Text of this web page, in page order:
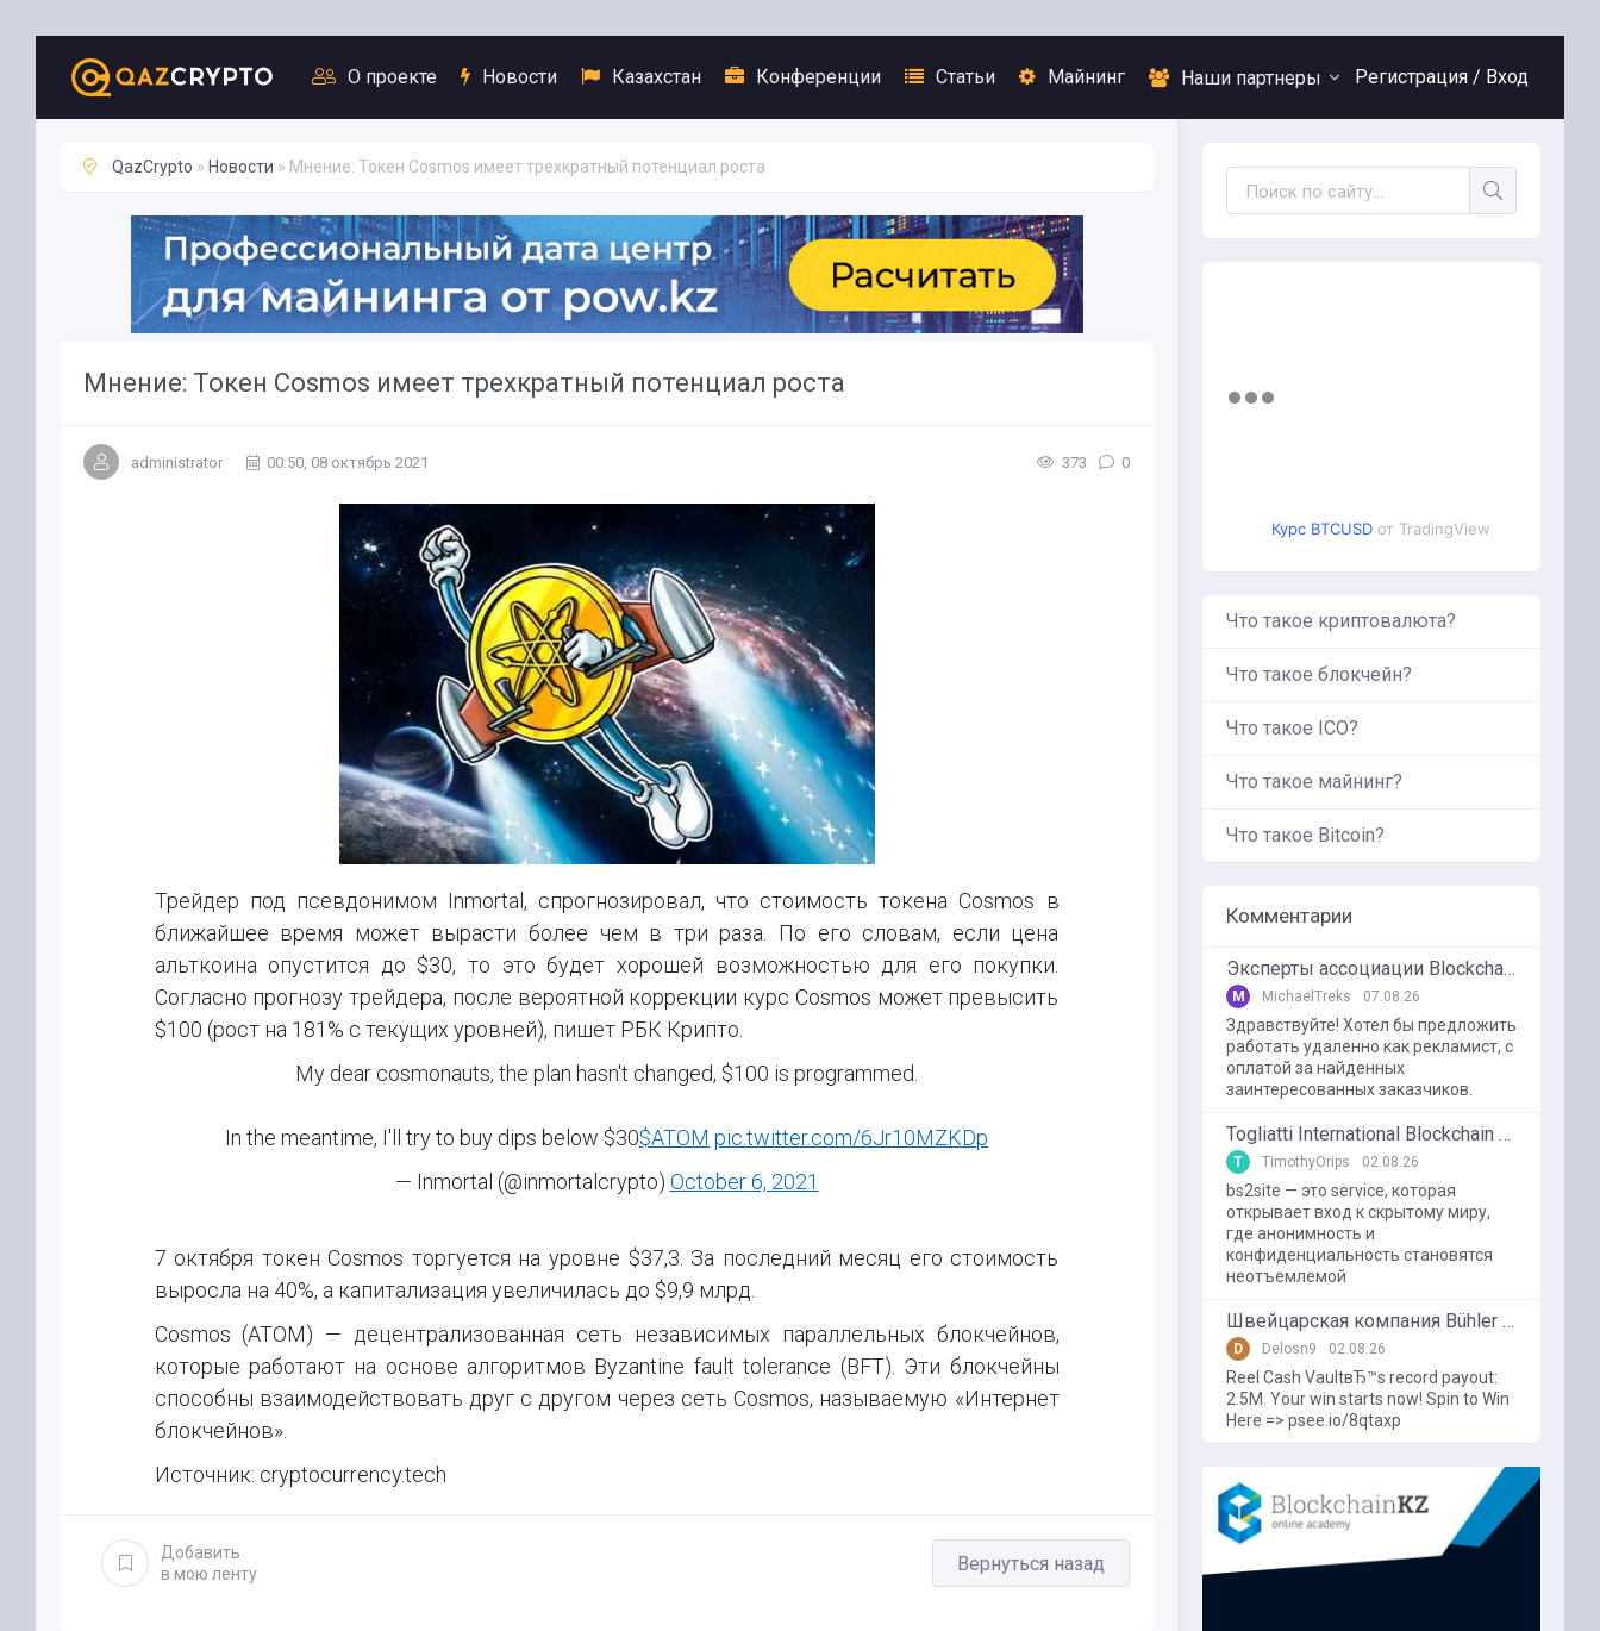
О проекте Новости Казахстан Конференции Статьи Майнинг Наши партнеры Регистрация / Вход
QazCrypto » Новости » Мнение: Токен Cosmos имеет трехкратный потенциал роста
Мнение: Токен Cosmos имеет трехкратный потенциал роста
Новости
administrator 00:50, 08 октябрь 2021 373 0
Трейдер под псевдонимом Inmortal, спрогнозировал, что стоимость токена Cosmos в
ближайшее время может вырасти более чем в три раза. По его словам, если цена
альткоина опустится до $30, то это будет хорошей возможностью для его покупки.
Согласно прогнозу трейдера, после вероятной коррекции курс Cosmos может превысить
$100 (рост на 181% с текущих уровней), пишет РБК Крипто.
My dear cosmonauts, the plan hasn't changed, $100 is programmed.
In the meantime, I'll try to buy dips below $30$ATOM pic.twitter.com/6Jr10MZKDp
— Inmortal (@inmortalcrypto) October 6, 2021
7 октября токен Cosmos торгуется на уровне $37,3. За последний месяц его стоимость
выросла на 40%, а капитализация увеличилась до $9,9 млрд.
Cosmos (ATOM) — децентрализованная сеть независимых параллельных блокчейнов,
которые работают на основе алгоритмов Byzantine fault tolerance (BFT). Эти блокчейны
способны взаимодействовать друг с другом через сеть Cosmos, называемую «Интернет
блокчейнов».
Источник: cryptocurrency.tech
Добавить
в мою ленту
Вернуться назад
Курс BTCUSD от TradingView
Что такое криптовалюта?
Что такое блокчейн?
Что такое ICO?
Что такое майнинг?
Что такое Bitcoin?
Комментарии
Эксперты ассоциации BlockchainKZ были приглашенный в г. Туркестан на межрегиональный форум "Финансовая безопастность в эпоху цифровизации и ИИ"
M MichaelTreks 07.08.26
Здравствуйте! Хотел бы предложить
работать удаленно как рекламист, с
оплатой за найденных
заинтересованных заказчиков.
Togliatti International Blockchain Forum
T TimothyOrips 02.08.26
bs2site — это service, которая
открывает вход к скрытому миру,
где анонимность и
конфиденциальность становятся
неотъемлемой
Швейцарская компания Bühler использует блокчейн в пищевой промышленности
D Delosn9 02.08.26
Reel Cash VaultвЂ™s record payout:
2.5M. Your win starts now! Spin to Win
Here => psee.io/8qtaxp